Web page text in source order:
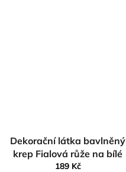
Dekorační látka bavlněný
krep Fialová růže na bílé
189 Kč